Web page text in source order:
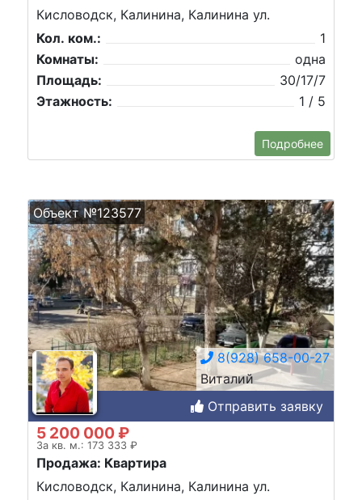
Кисловодск, Калинина, Калинина ул.
Кол. ком.:
1
Комнаты:
одна
Площадь:
30/17/7
Этажность:
1 / 5
Подробнее
Объект №123577
8(928) 658-00-27
Виталий
Отправить заявку
5 200 000 ₽
За кв. м.: 173 333 ₽
Продажа: Квартира
Кисловодск, Калинина, Калинина ул.